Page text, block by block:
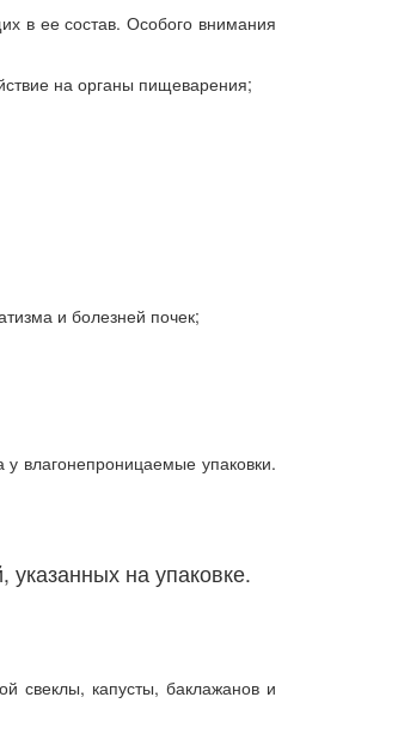
в ее состав. Особого внимания
на органы пищеварения;
и болезней почек;
влагонепроницаемые упаковки.
на упаковке.
свеклы, капусты, баклажанов и